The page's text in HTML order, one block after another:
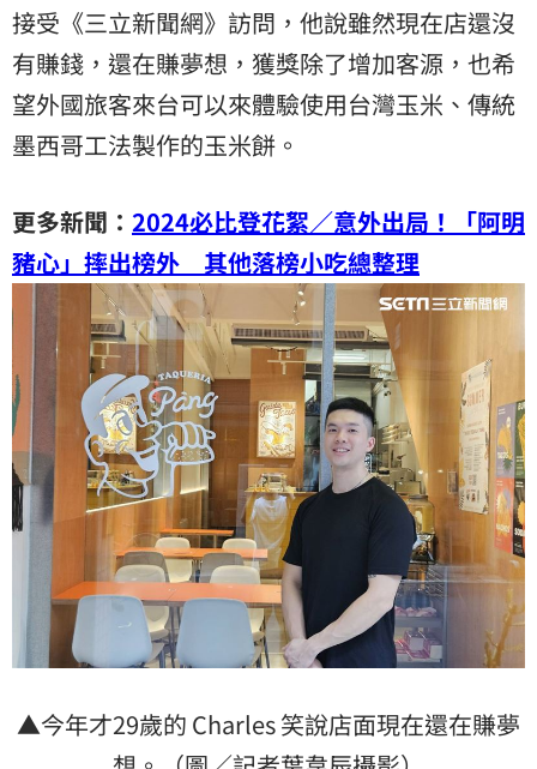
接受《三立新聞網》訪問，他說雖然現在店還沒
有賺錢，還在賺夢想，獲獎除了增加客源，也希
望外國旅客來台可以來體驗使用台灣玉米、傳統
墨西哥工法製作的玉米餅。
更多新聞： 2024必比登花絮／意外出局！「阿明
豬心」摔出榜外 其他落榜小吃總整理
▲今年才29歲的 Charles 笑說店面現在還在賺夢